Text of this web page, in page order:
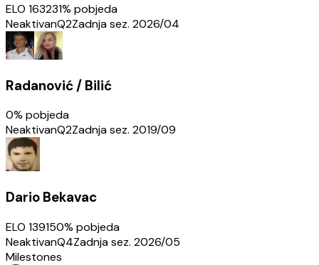
ELO 163231% pobjeda
NeaktivanQ2Zadnja sez. 2026/04
Radanović / Bilić
0% pobjeda
NeaktivanQ2Zadnja sez. 2019/09
Dario Bekavac
ELO 139150% pobjeda
NeaktivanQ4Zadnja sez. 2026/05
Milestones